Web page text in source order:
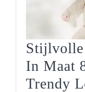
In Maat
Trendy